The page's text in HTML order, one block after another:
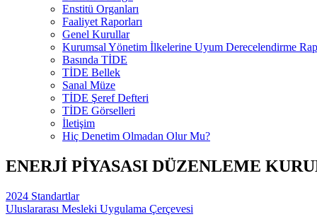
Enstitü Organları
Faaliyet Raporları
Genel Kurullar
Kurumsal Yönetim İlkelerine Uyum Derecelendirme
Basında TİDE
TİDE Bellek
Sanal Müze
TİDE Şeref Defteri
TİDE Görselleri
İletişim
Hiç Denetim Olmadan Olur Mu?
ENERJİ PİYASASI DÜZENLEME
2024 Standartlar
Uluslararası Mesleki Uygulama Çerçevesi